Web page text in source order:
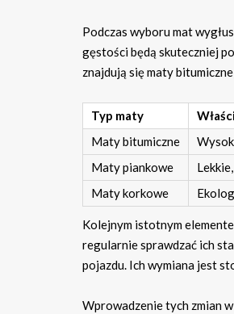
Podczas wyboru mat
gęstości będą skuteczniej
znajdują się maty
Typ maty
Maty bitumiczne
Maty piankowe
Maty korkowe
Kolejnym istotnym
regularnie sprawdzać ich
pojazdu. Ich wymiana jest
Wprowadzenie tych zmian